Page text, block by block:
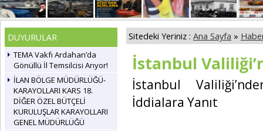
DUYURULAR
TEMA Vakfı Ardahan’da
Gönüllü İl Temsilcisi Arıyor!
İLAN BÖLGE MÜDÜRLÜĞÜ-
KARAYOLLARI KARS 18.
DİĞER ÖZEL BÜTÇELİ
KURULUŞLAR KARAYOLLARI
GENEL MÜDÜRLÜĞÜ
Sitedeki Yeriniz : Ana Sayfa »
İstanbul
İstanbul
İddialara Yanıt